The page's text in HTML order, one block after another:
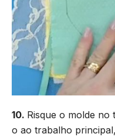
10. Risque o molde
o ao trabalho